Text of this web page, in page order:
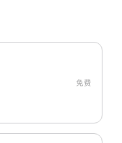
免费